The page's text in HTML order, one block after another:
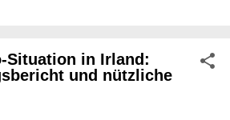
offenen Küchenfenster roch es
gebratenem Fisch. In
diese Uhrzeit längst Nacht
Situation in Irland:
und nützliche